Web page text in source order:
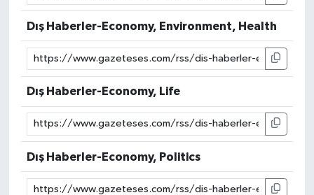
Dış Haberler-Economy, Environment, Health
Dış Haberler-Economy, Life
Dış Haberler-Economy, Politics